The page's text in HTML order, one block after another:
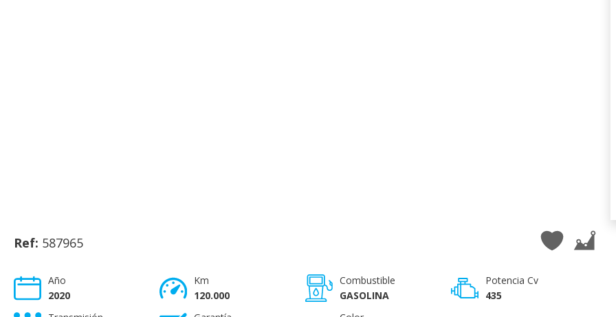
Ref: 587965
Año
2020
Km
120.000
Combustible
GASOLINA
Potencia Cv
435